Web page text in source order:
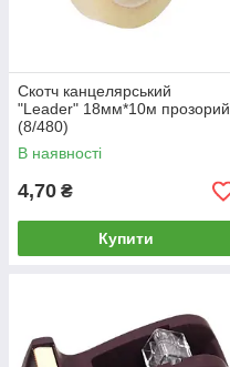
Скотч канцелярський
"Leader" 18мм*10м прозорий
(8/480)
В наявності
4,70 ₴
Купити